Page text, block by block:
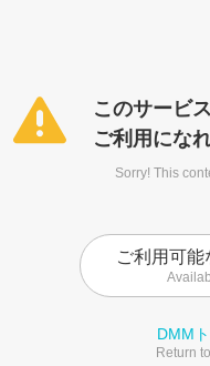
このサービ
ご利用にな
Sorry! This
ご利用可
DMM
Return